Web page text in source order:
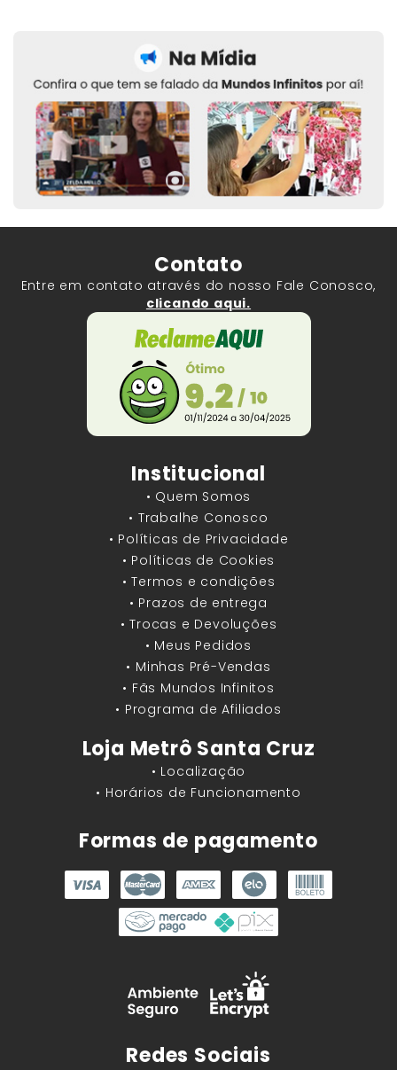
Contato
Entre em contato através do nosso Fale Conosco,
clicando aqui.
Institucional
• Quem Somos
• Trabalhe Conosco
• Políticas de Privacidade
• Políticas de Cookies
• Termos e condições
• Prazos de entrega
• Trocas e Devoluções
• Meus Pedidos
• Minhas Pré-Vendas
• Fãs Mundos Infinitos
• Programa de Afiliados
Loja Metrô Santa Cruz
• Localização
• Horários de Funcionamento
Formas de pagamento
Redes Sociais